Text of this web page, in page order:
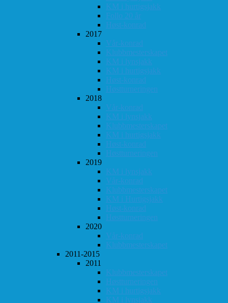
KM i hurtigsjakk
Follo 20 år
Høst-konrad
2017
Vår-konrad
Klubbmesterskapet
KM i lynsjakk
KM i hurtigsjakk
Høst-konrad
Høstturneringen
2018
Vår-konrad
KM i lynsjakk
Klubbmesterskapet
KM i hurtigsjakk
Høst-konrad
Høstturneringen
2019
KM i lynsjakk
Vår-konrad
Klubbmesterskapet
KM i Hurtigsjakk
Høst-konrad
Høstturneringen
2020
Vår-konrad
Klubbmesterskapet
2011-2015
2011
Klubbmesterskapet
Høstturneringen
KM i hurtigsjakk
KM i lynsjakk